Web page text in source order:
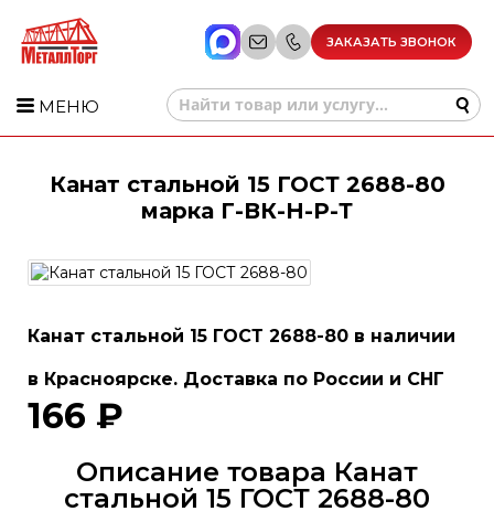
ЗАКАЗАТЬ ЗВОНОК
МЕНЮ
Канат стальной 15 ГОСТ 2688-80
марка Г-ВК-Н-Р-Т
Канат стальной 15 ГОСТ 2688-80 в наличии
в Красноярске. Доставка по России и СНГ
166 ₽
Описание товара Канат
стальной 15 ГОСТ 2688-80